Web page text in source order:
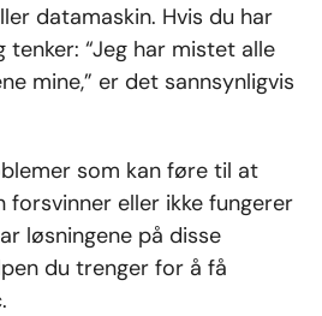
datamaskin. Hvis du har
“Jeg har mistet alle
mine,” er det sannsynligvis
som kan føre til at
eller ikke fungerer
løsningene på disse
du trenger for å få